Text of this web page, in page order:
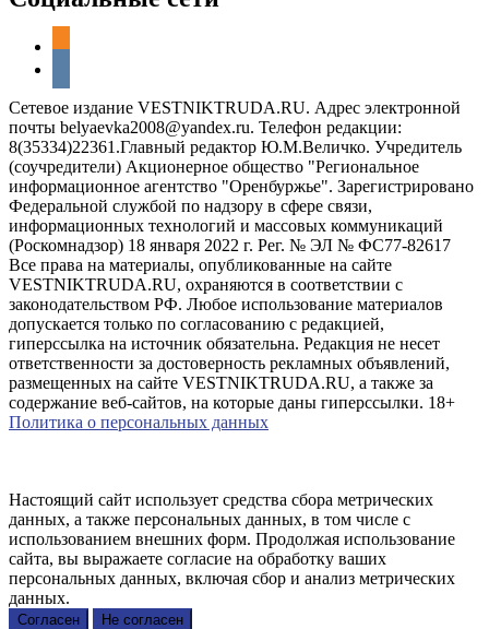
Сетевое издание VESTNIKTRUDA.RU. Адрес электронной
почты belyaevka2008@yandex.ru. Телефон редакции:
8(35334)22361.Главный редактор Ю.М.Величко. Учредитель
(соучредители) Акционерное общество "Региональное
информационное агентство "Оренбуржье". Зарегистрировано
Федеральной службой по надзору в сфере связи,
информационных технологий и массовых коммуникаций
(Роскомнадзор) 18 января 2022 г. Рег. № ЭЛ № ФС77-82617
Все права на материалы, опубликованные на сайте
VESTNIKTRUDA.RU, охраняются в соответствии с
законодательством РФ. Любое использование материалов
допускается только по согласованию с редакцией,
гиперссылка на источник обязательна. Редакция не несет
ответственности за достоверность рекламных объявлений,
размещенных на сайте VESTNIKTRUDA.RU, а также за
содержание веб-сайтов, на которые даны гиперссылки. 18+
Политика о персональных данных
Настоящий сайт использует средства сбора метрических
данных, а также персональных данных, в том числе с
использованием внешних форм. Продолжая использование
сайта, вы выражаете согласие на обработку ваших
персональных данных, включая сбор и анализ метрических
данных.
Согласен Не согласен